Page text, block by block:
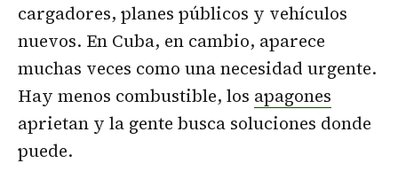
cargadores, planes públicos y vehículos
nuevos. En Cuba, en cambio, aparece
muchas veces como una necesidad urgente.
Hay menos combustible, los apagones
aprietan y la gente busca soluciones donde
puede.